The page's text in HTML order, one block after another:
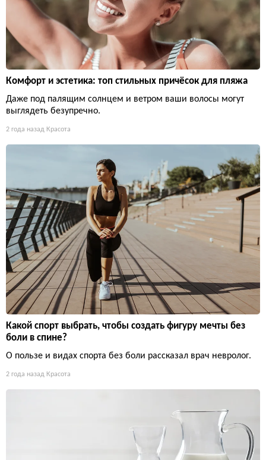
Комфорт и эстетика: топ стильных причёсок для пляжа
Даже под палящим солнцем и ветром ваши волосы могут
выглядеть безупречно.
2 года назад Красота
Какой спорт выбрать, чтобы создать фигуру мечты без
боли в спине?
О пользе и видах спорта без боли рассказал врач невролог.
2 года назад Красота